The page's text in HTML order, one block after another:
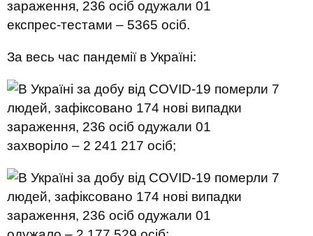
експрес-тестами – 5365 осіб.
За весь час пандемії в Україні:
захворіло – 2 241 217 осіб;